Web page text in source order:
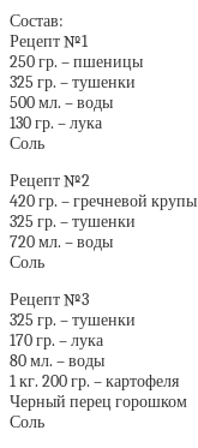
Состав:
Рецепт №1
250 гр. – пшеницы
325 гр. – тушенки
500 мл. – воды
130 гр. – лука
Соль
Рецепт №2
420 гр. – гречневой крупы
325 гр. – тушенки
720 мл. – воды
Соль
Рецепт №3
325 гр. – тушенки
170 гр. – лука
80 мл. – воды
1 кг. 200 гр. – картофеля
Черный перец горошком
Соль